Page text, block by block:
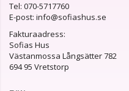
Tel: 070-5717760
E-post: info@sofiashus.se
Fakturaadress:
Sofias Hus
Västanmossa Långsätter 782
694 95 Vretstorp